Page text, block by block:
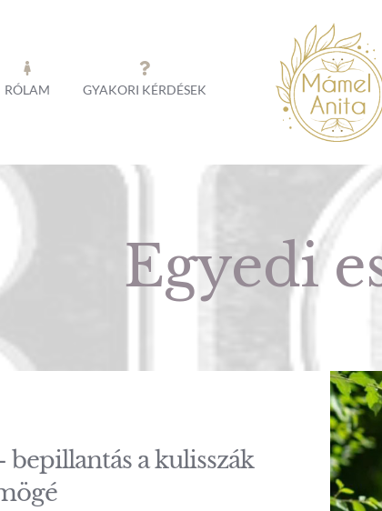
RÓLAM GYAKORI KÉRDÉSEK
Egyedi
a kulisszák